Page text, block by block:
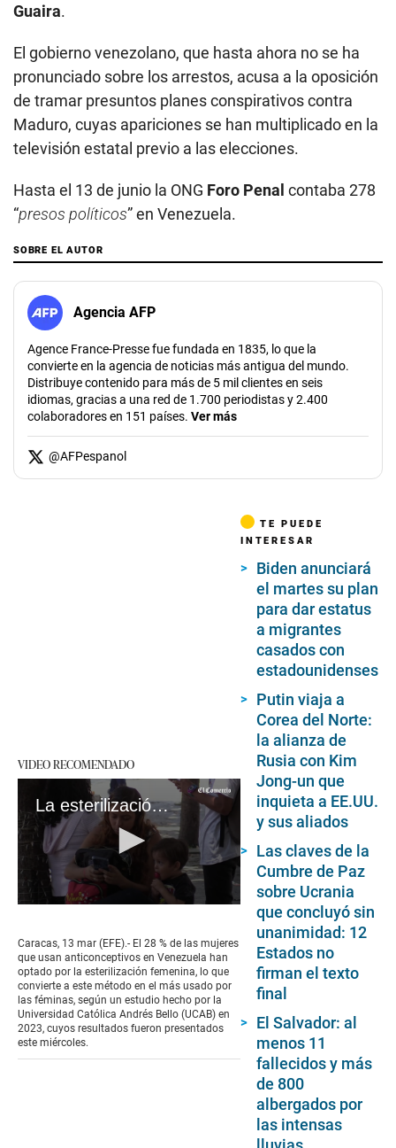
Guaira.
El gobierno venezolano, que hasta ahora no se ha
pronunciado sobre los arrestos, acusa a la oposición
de tramar presuntos planes conspirativos contra
Maduro, cuyas apariciones se han multiplicado en la
televisión estatal previo a las elecciones.
Hasta el 13 de junio la ONG Foro Penal contaba 278
“presos políticos” en Venezuela.
SOBRE EL AUTOR
Agencia AFP
Agence France-Presse fue fundada en 1835, lo que la
convierte en la agencia de noticias más antigua del mundo.
Distribuye contenido para más de 5 mil clientes en seis
idiomas, gracias a una red de 1.700 periodistas y 2.400
colaboradores en 151 países. Ver más
@AFPespanol
VIDEO RECOMENDADO
La esterilización es el anticonceptivo más usado por mujeres en Venezuela
of
2
minutes,
2
seconds
Caracas, 13 mar (EFE).- El 28 % de las mujeres
que usan anticonceptivos en Venezuela han
optado por la esterilización femenina, lo que
convierte a este método en el más usado por
las féminas, según un estudio hecho por la
Universidad Católica Andrés Bello (UCAB) en
2023, cuyos resultados fueron presentados
este miércoles.
TE PUEDE
INTERESAR
Biden anunciará
el martes su plan
para dar estatus
a migrantes
casados con
estadounidenses
Putin viaja a
Corea del Norte:
la alianza de
Rusia con Kim
Jong-un que
inquieta a EE.UU.
y sus aliados
Las claves de la
Cumbre de Paz
sobre Ucrania
que concluyó sin
unanimidad: 12
Estados no
firman el texto
final
El Salvador: al
menos 11
fallecidos y más
de 800
albergados por
las intensas